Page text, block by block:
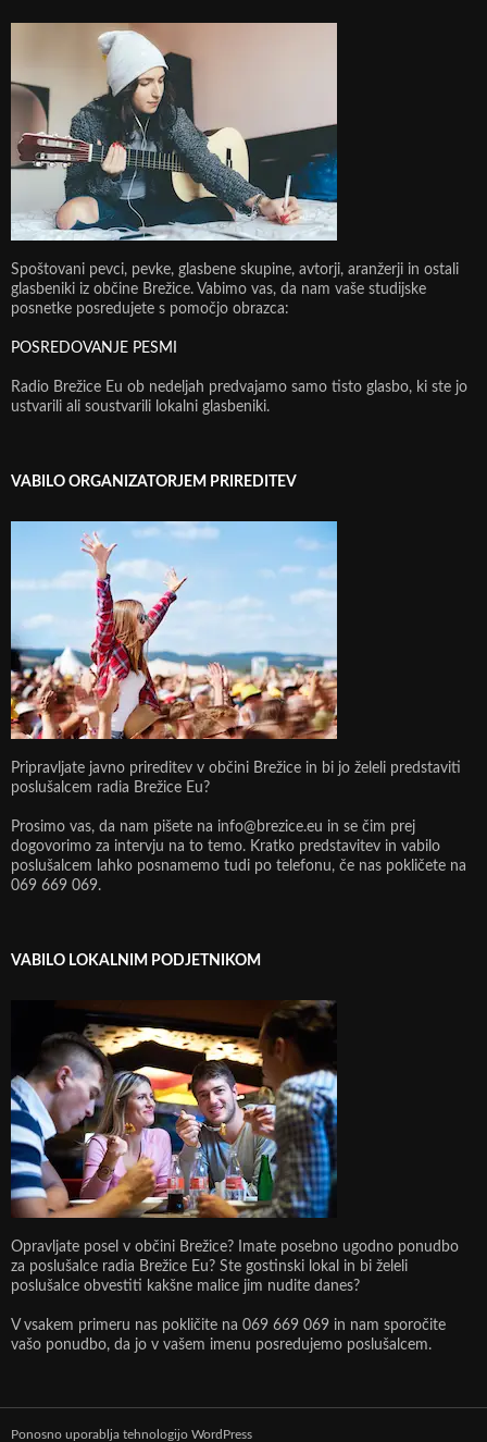
Spoštovani pevci, pevke, glasbene skupine, avtorji, aranžerji in ostali
glasbeniki iz občine Brežice. Vabimo vas, da nam vaše studijske
posnetke posredujete s pomočjo obrazca:
POSREDOVANJE PESMI
Radio Brežice Eu ob nedeljah predvajamo samo tisto glasbo, ki ste jo
ustvarili ali soustvarili lokalni glasbeniki.
VABILO ORGANIZATORJEM PRIREDITEV
Pripravljate javno prireditev v občini Brežice in bi jo želeli predstaviti
poslušalcem radia Brežice Eu?
Prosimo vas, da nam pišete na info@brezice.eu in se čim prej
dogovorimo za intervju na to temo. Kratko predstavitev in vabilo
poslušalcem lahko posnamemo tudi po telefonu, če nas pokličete na
069 669 069.
VABILO LOKALNIM PODJETNIKOM
Opravljate posel v občini Brežice? Imate posebno ugodno ponudbo
za poslušalce radia Brežice Eu? Ste gostinski lokal in bi želeli
poslušalce obvestiti kakšne malice jim nudite danes?
V vsakem primeru nas pokličite na 069 669 069 in nam sporočite
vašo ponudbo, da jo v vašem imenu posredujemo poslušalcem.
Ponosno uporablja tehnologijo WordPress